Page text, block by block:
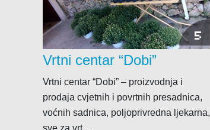
5
Vrtni centar “Dobi”
Vrtni centar “Dobi” – proizvodnja i
prodaja cvjetnih i povrtnih presadnica,
voćnih sadnica, poljoprivredna ljekarna,